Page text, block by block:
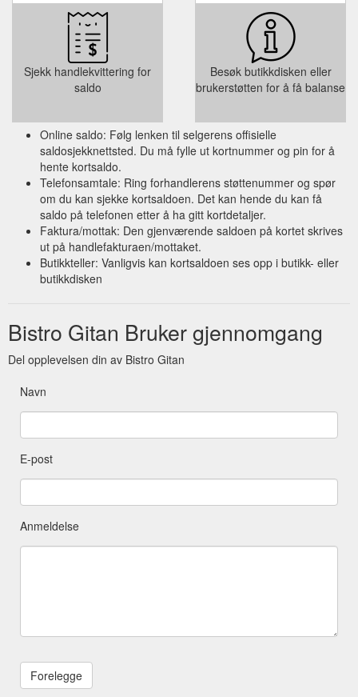
Sjekk handlekvittering for
saldo
Besøk butikkdisken eller
brukerstøtten for å få balanse
Online saldo: Følg lenken til selgerens offisielle
saldosjekknettsted. Du må fylle ut kortnummer og pin for å
hente kortsaldo.
Telefonsamtale: Ring forhandlerens støttenummer og spør
om du kan sjekke kortsaldoen. Det kan hende du kan få
saldo på telefonen etter å ha gitt kortdetaljer.
Faktura/mottak: Den gjenværende saldoen på kortet skrives
ut på handlefakturaen/mottaket.
Butikkteller: Vanligvis kan kortsaldoen ses opp i butikk- eller
butikkdisken
Bistro Gitan Bruker gjennomgang
Del opplevelsen din av Bistro Gitan
Navn
E-post
Anmeldelse